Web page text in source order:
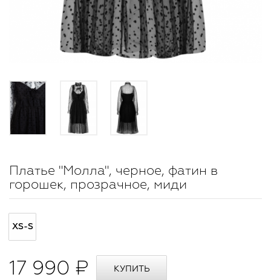
Платье "Молла", черное, фатин в
горошек, прозрачное, миди
XS-S
17 990 ₽